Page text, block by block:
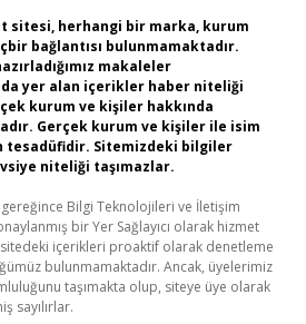
sitesi, herhangi bir marka, kurum
bağlantısı bulunmamaktadır.
makaleler
yer alan içerikler haber niteliği
kurum ve kişiler hakkında
Gerçek kurum ve kişiler ile isim
tesadüfidir. Sitemizdeki bilgiler
niteliği taşımazlar.
gereğince Bilgi Teknolojileri ve İletişim
bir Yer Sağlayıcı olarak hizmet
içerikleri proaktif olarak denetleme
bulunmamaktadır. Ancak, üyelerimiz
taşımakta olup, siteye üye olarak
sayılırlar.